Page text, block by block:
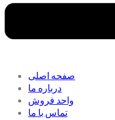
صفحه اصلی
درباره ما
واحد فروش
تماس با ما